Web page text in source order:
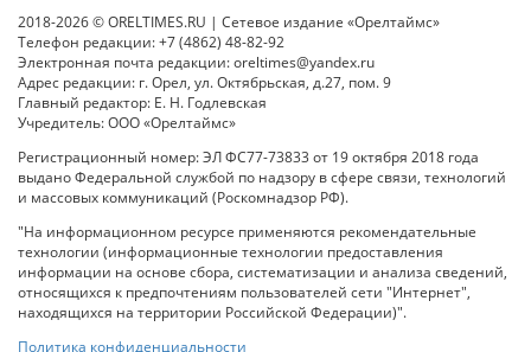
2018-2026 © ORELTIMES.RU | Сетевое издание «Орелтаймс»
Телефон редакции: +7 (4862) 48-82-92
Электронная почта редакции: oreltimes@yandex.ru
Адрес редакции: г. Орел, ул. Октябрьская, д.27, пом. 9
Главный редактор: Е. Н. Годлевская
Учредитель: ООО «Орелтаймс»
Регистрационный номер: ЭЛ ФС77-73833 от 19 октября 2018 года
выдано Федеральной службой по надзору в сфере связи, технологий
и массовых коммуникаций (Роскомнадзор РФ).
"На информационном ресурсе применяются рекомендательные
технологии (информационные технологии предоставления
информации на основе сбора, систематизации и анализа сведений,
относящихся к предпочтениям пользователей сети "Интернет",
находящихся на территории Российской Федерации)".
Политика конфиденциальности